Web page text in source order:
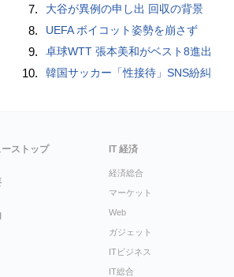
7. 大谷が異例の申し出 回収の背景
8. UEFA ボイコット姿勢を崩さず
9. 卓球WTT 張本美和がベスト8進出
10. 韓国サッカー「性接待」SNS紛糾
ーストップ IT 経済
経済総合
マーケット
Web
ガジェット
ITビジネス
IT総合